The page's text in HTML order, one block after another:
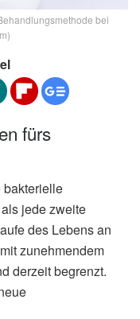
bei
fürs
bakterielle
jede zweite
des Lebens an
zunehmendem
derzeit begrenzt.